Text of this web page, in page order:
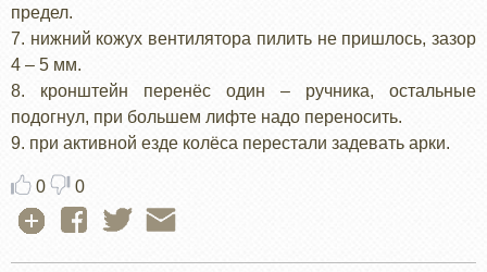
предел.
7. нижний кожух вентилятора пилить не пришлось, зазор
4 – 5 мм.
8. кронштейн перенёс один – ручника, остальные
подогнул, при большем лифте надо переносить.
9. при активной езде колёса перестали задевать арки.
0 0